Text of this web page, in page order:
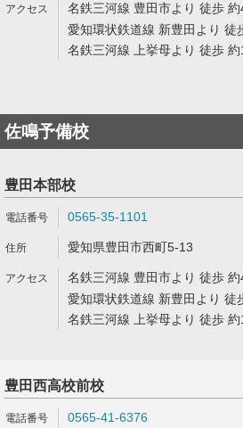
名鉄三河線 豊田市より 徒歩 約
愛知環状鉄道線 新豊田より 徒
名鉄三河線 上挙母より 徒歩
佐鳴予備校
豊田本部校
0565-35-1101
愛知県豊田市西町5-13
名鉄三河線 豊田市より 徒歩 約
愛知環状鉄道線 新豊田より 徒
名鉄三河線 上挙母より 徒歩
豊田西高校前校
0565-41-6376